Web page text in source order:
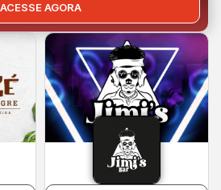
ACESSE AGORA